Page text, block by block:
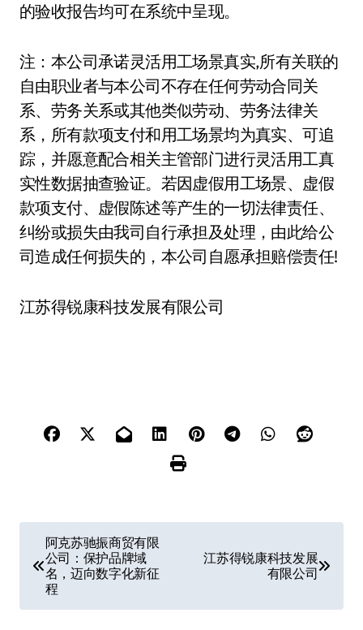
的验收报告均可在系统中呈现。
注：本公司承诺灵活用工场景真实,所有关联的
自由职业者与本公司不存在任何劳动合同关
系、劳务关系或其他类似劳动、劳务法律关
系，所有款项支付和用工场景均为真实、可追
踪，并愿意配合相关主管部门进行灵活用工真
实性数据抽查验证。若因虚假用工场景、虚假
款项支付、虚假陈述等产生的一切法律责任、
纠纷或损失由我司自行承担及处理，由此给公
司造成任何损失的，本公司自愿承担赔偿责任!
江苏得锐康科技发展有限公司
章
导
阿克苏驰振商贸有限
公司：保护品牌域
名，迈向数字化新征
程
江苏得锐康科技发展
有限公司